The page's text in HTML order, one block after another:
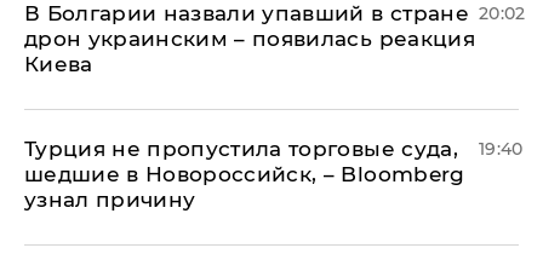
В Болгарии назвали упавший в стране
дрон украинским – появилась реакция
Киева
20:02
Турция не пропустила торговые суда,
шедшие в Новороссийск, – Bloomberg
узнал причину
19:40